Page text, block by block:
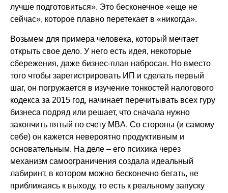
лучше подготовиться». Это бесконечное «еще не
сейчас», которое плавно перетекает в «никогда».
Возьмем для примера человека, который мечтает
открыть свое дело. У него есть идея, некоторые
сбережения, даже бизнес-план набросан. Но вместо
того чтобы зарегистрировать ИП и сделать первый
шаг, он погружается в изучение тонкостей налогового
кодекса за 2015 год, начинает перечитывать всех гуру
бизнеса подряд или решает, что сначала нужно
закончить пятый по счету MBA. Со стороны (и самому
себе) он кажется невероятно продуктивным и
основательным. На деле – его психика через
механизм самоограничения создала идеальный
лабиринт, в котором можно бесконечно бегать, не
приближаясь к выходу, то есть к реальному запуску